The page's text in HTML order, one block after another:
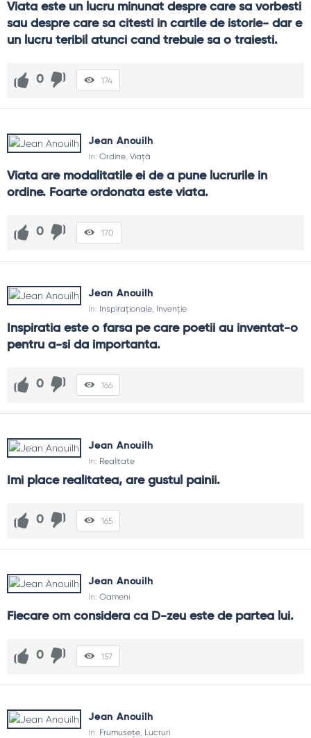
Viata este un lucru minunat despre care sa vorbesti
sau despre care sa citesti in cartile de istorie- dar e
un lucru teribil atunci cand trebuie sa o traiesti.
0 174
Jean Anouilh
In: Ordine Viață
Viata are modalitatile ei de a pune lucrurile in
ordine. Foarte ordonata este viata.
0 170
Jean Anouilh
In: Inspiraționale Invenție
Inspiratia este o farsa pe care poetii au inventat-o
pentru a-si da importanta.
0 166
Jean Anouilh
In: Realitate
Imi place realitatea, are gustul painii.
0 165
Jean Anouilh
In: Oameni
Fiecare om considera ca D-zeu este de partea lui.
0 157
Jean Anouilh
In: Frumusețe Lucruri